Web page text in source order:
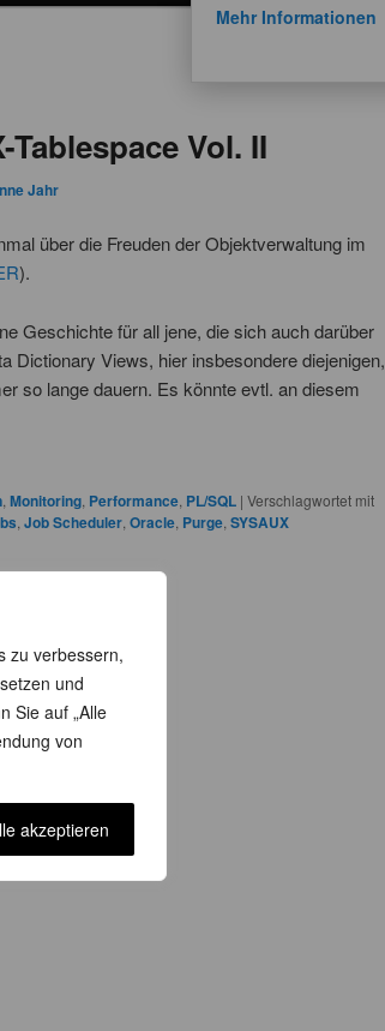
zu verbessern,
und
Sie auf „Alle
von
akzeptieren
Tablespace Vol. II
Jahr
über die Freuden der Objektverwaltung im
).
Geschichte für all jene, die sich auch darüber
Dictionary Views, hier insbesondere diejenigen,
so lange dauern. Es könnte evtl. an diesem
Monitoring Performance PL/SQL | Verschlagwortet mit
Job Scheduler Oracle Purge SYSAUX
Mehr Informationen